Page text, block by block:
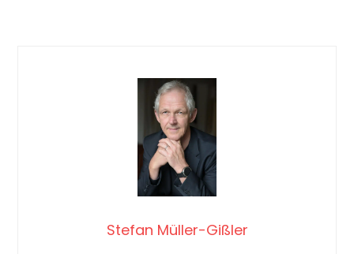
Stefan Müller-Gißler